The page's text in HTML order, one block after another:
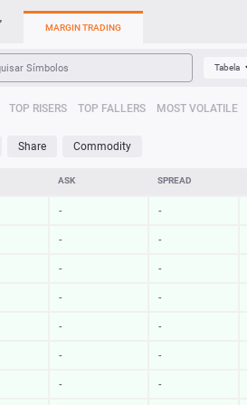
Plataformas de negociação
Heatmap
MARGIN TRADING
Tabela
TOP RISERS TOP FALLERS MOST VOLATILE
Share Commodity
ASK SPREAD
- -
- -
- -
- -
- -
- -
- -